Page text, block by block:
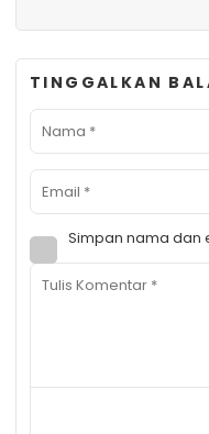
TINGGALKAN
Simpan nama dan